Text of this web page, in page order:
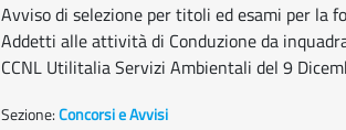
Avviso di selezione per titoli ed esami per la
Addetti alle attività di Conduzione da
CCNL Utilitalia Servizi Ambientali del 9
Sezione:Concorsi e Avvisi